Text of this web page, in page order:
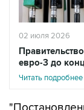
02 июля 2026
евро-3 до
Читать подробнее